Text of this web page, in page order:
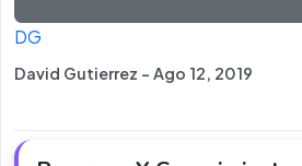
DG
David Gutierrez - Ago 12, 2019